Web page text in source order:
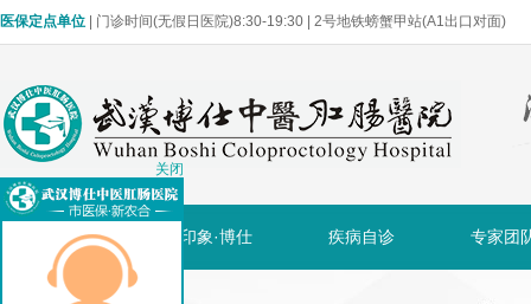
医保定点单位 | 门诊时间(无假日医院)8:30-19:30 | 2号地铁螃蟹甲站(A1出口对面)
网站首页 印象·博仕 疾病自诊 专家团
关闭